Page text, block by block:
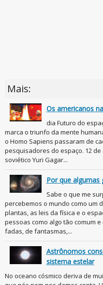
Mais:
Os americanos
dia Futuro do
marca o triunfo da mente
o Homo Sapiens passaram de
pesquisadores do espaço. 12
soviético Yuri Gagar...
Por que algumas
Sabe o que me
percebemos o mundo como um
plantas, as leis da física e o
pessoas como algo tão comum
fadas, de fantasmas,...
Astrônomos
sistema estelar
No oceano cósmico deriva de